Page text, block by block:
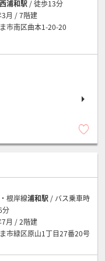
西浦和駅 / 徒歩13分
月 / 7階建
市南区曲本1-20-20
根岸線浦和駅 / バス乗車時
月 / 2階建
市緑区原山1丁目27番20号